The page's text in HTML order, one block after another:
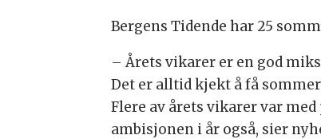
Bergens Tidende har 25
– Årets vikarer er en god
Det er alltid kjekt å få
Flere av årets vikarer var
ambisjonen i år også, sier